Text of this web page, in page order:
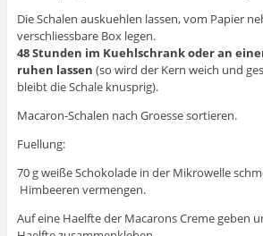
Die Schalen auskuehlen lassen, vom Papier
verschliessbare Box legen.
48 Stunden im Kuehlschrank oder an
ruhen lassen (so wird der Kern weich und
bleibt die Schale knusprig).
Macaron-Schalen nach Groesse sortieren.
Fuellung:
70 g weiße Schokolade in der Mikrowelle
Himbeeren vermengen.
Auf eine Haelfte der Macarons Creme geben